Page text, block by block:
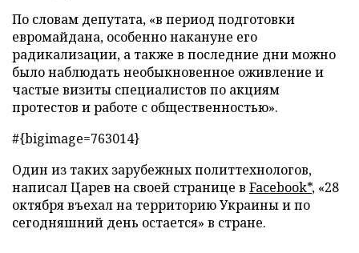
По словам депутата, «в период подготовки
евромайдана, особенно накануне его
радикализации, а также в последние дни можно
было наблюдать необыкновенное оживление и
частые визиты специалистов по акциям
протестов и работе с общественностью».
#{bigimage=763014}
Один из таких зарубежных политтехнологов,
написал Царев на своей странице в Facebook*, «28
октября въехал на территорию Украины и по
сегодняшний день остается» в стране.